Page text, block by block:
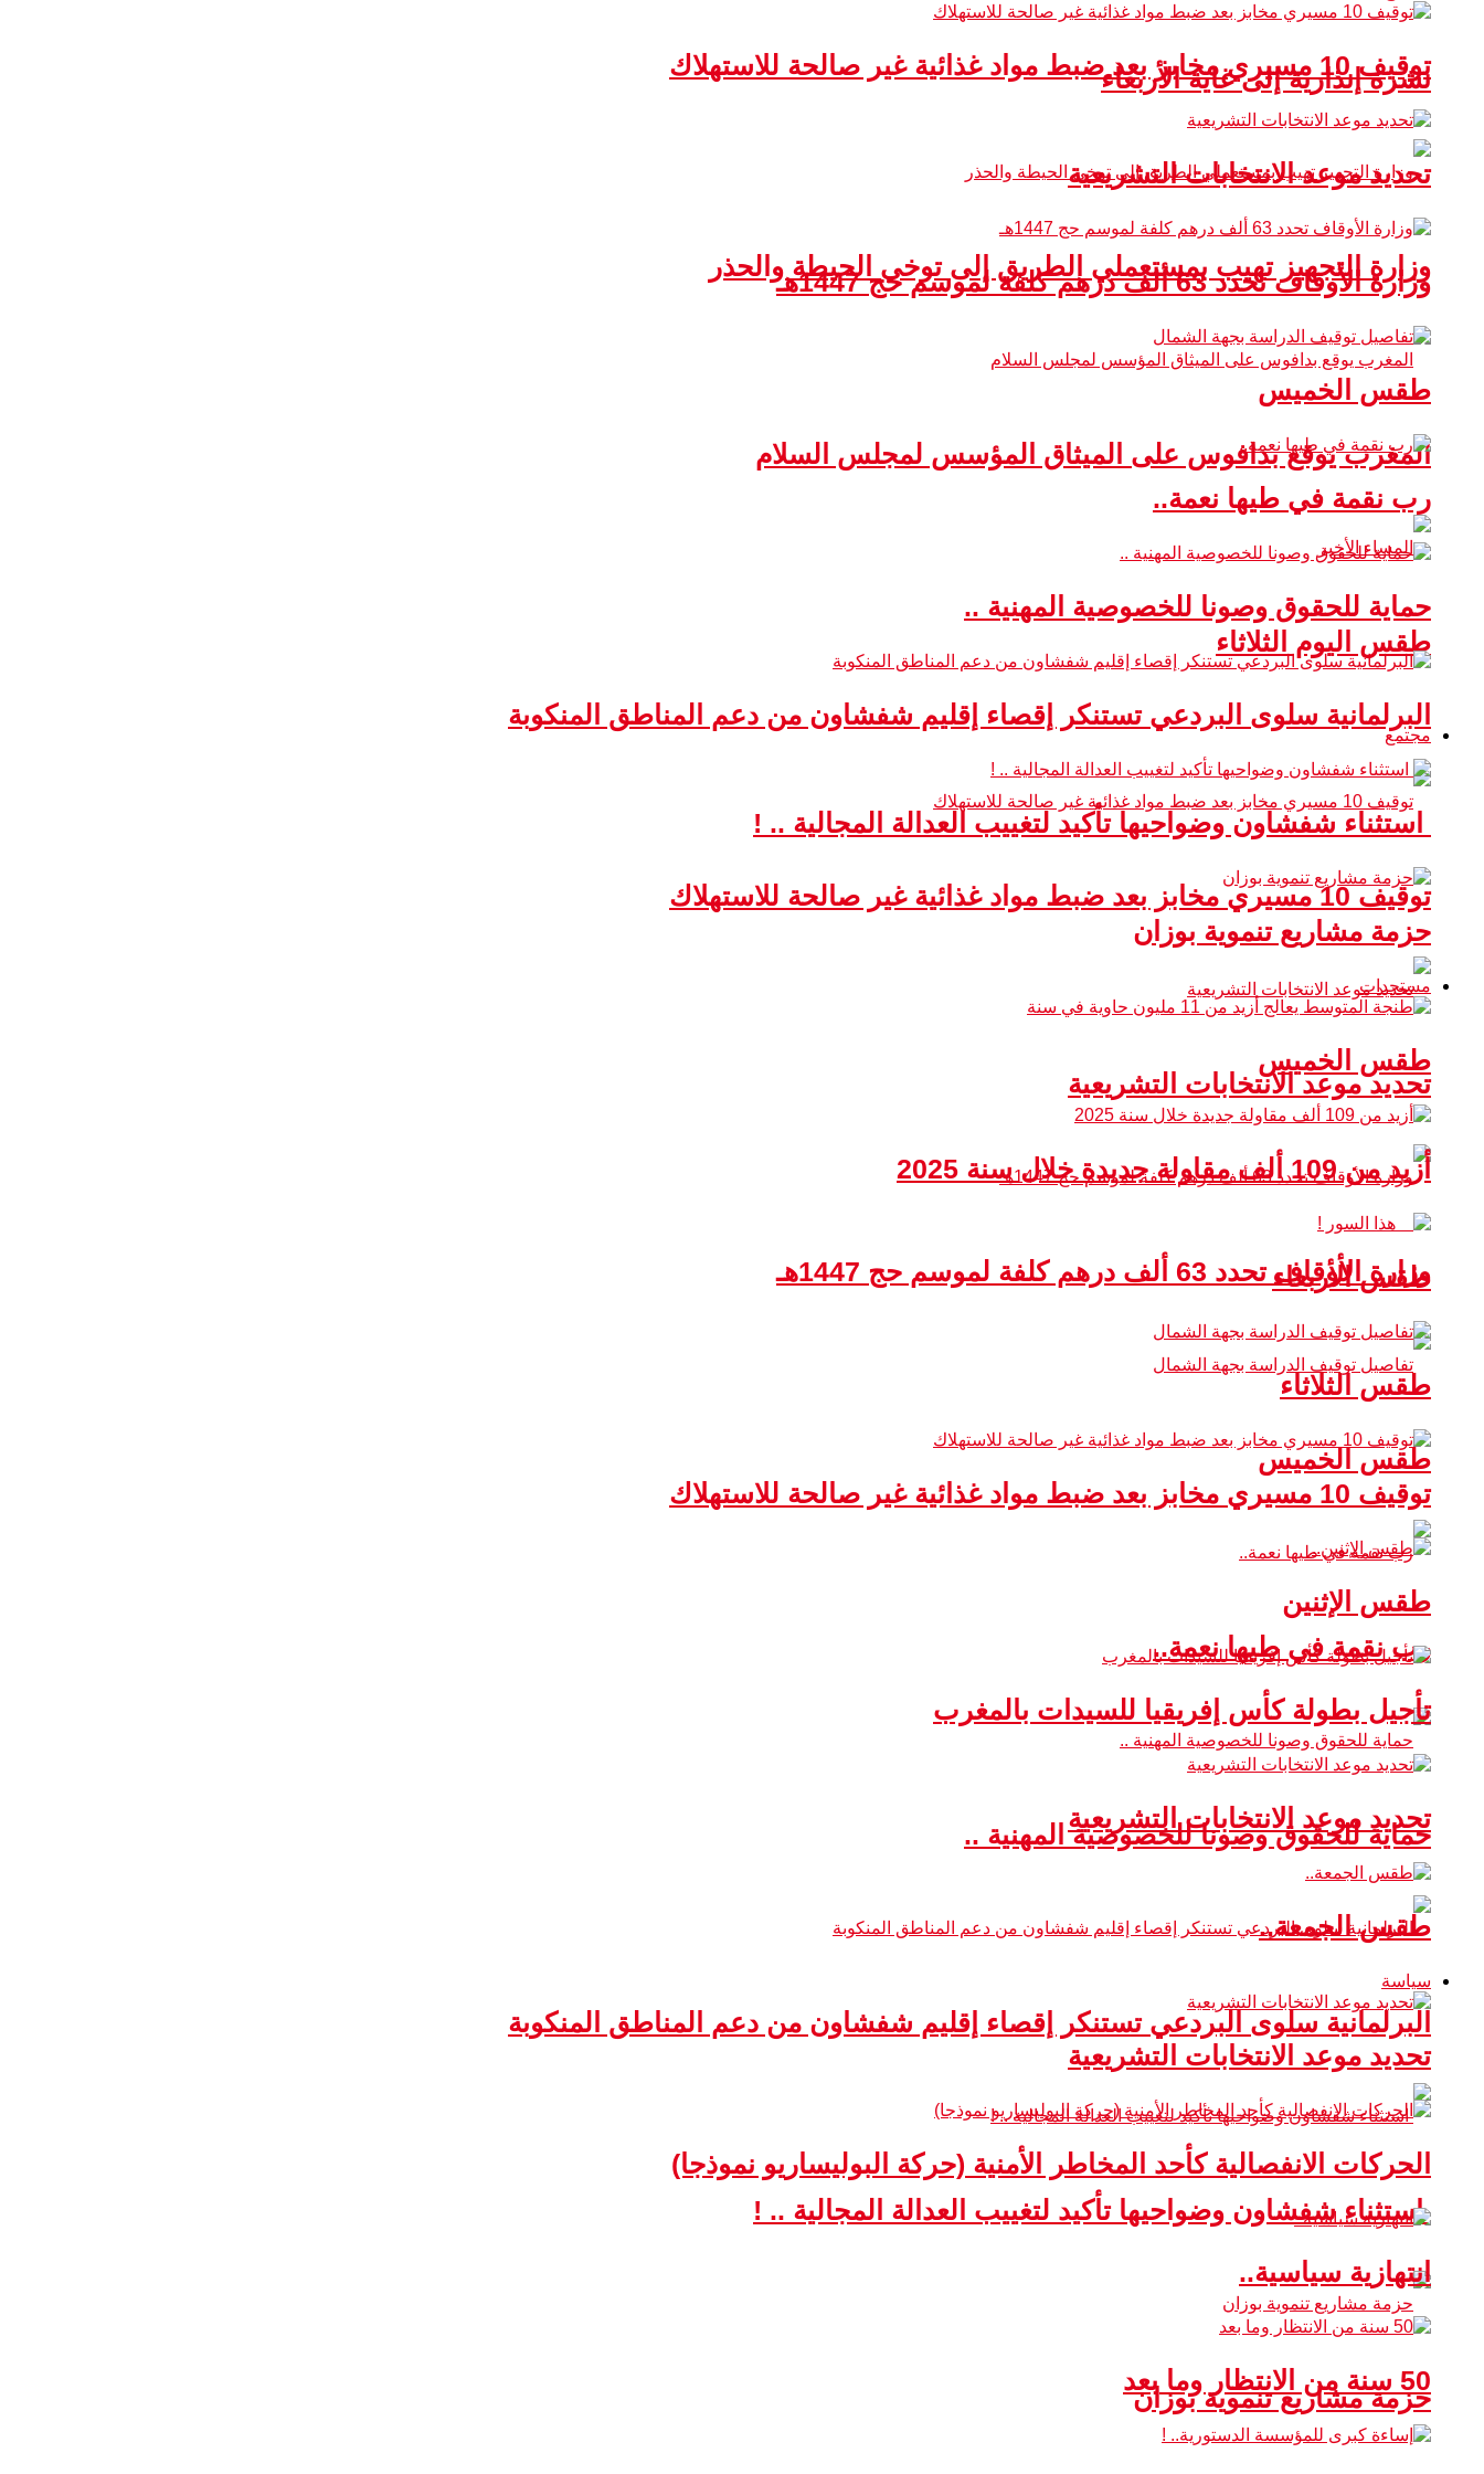
نشرة إنذارية إلى غاية الأربعاء
وزارة التجهيز تهيب بمستعملي الطريق إلى توخي الحيطة والحذر
المغرب يوقع بدافوس على الميثاق المؤسس لمجلس السلام
طقس اليوم الثلاثاء
مجتمع
توقيف 10 مسيري مخابز بعد ضبط مواد غذائية غير صالحة للاستهلاك
تحديد موعد الانتخابات التشريعية
وزارة الأوقاف تحدد 63 ألف درهم كلفة لموسم حج 1447هـ
طقس الخميس
رب نقمة في طيها نعمة..
حماية للحقوق وصونا للخصوصية المهنية ..
البرلمانية سلوى البردعي تستنكر إقصاء إقليم شفشاون من دعم المناطق المنكوبة
استثناء شفشاون وضواحيها تأكيد لتغييب العدالة المجالية .. !
حزمة مشاريع تنموية بوزان
توقيف 10 مسيري مخابز بعد ضبط مواد غذائية غير صالحة للاستهلاك
تحديد موعد الانتخابات التشريعية
وزارة الأوقاف تحدد 63 ألف درهم كلفة لموسم حج 1447هـ
طقس الخميس
رب نقمة في طيها نعمة..
حماية للحقوق وصونا للخصوصية المهنية ..
البرلمانية سلوى البردعي تستنكر إقصاء إقليم شفشاون من دعم المناطق المنكوبة
استثناء شفشاون وضواحيها تأكيد لتغييب العدالة المجالية .. !
حزمة مشاريع تنموية بوزان
مستجدات
طقس الخميس
أزيد من 109 ألف مقاولة جديدة خلال سنة 2025
طقس الأربعاء
طقس الثلاثاء
توقيف 10 مسيري مخابز بعد ضبط مواد غذائية غير صالحة للاستهلاك
طقس الإثنين
تأجيل بطولة كأس إفريقيا للسيدات بالمغرب
تحديد موعد الانتخابات التشريعية
طقس الجمعة..
سياسة
تحديد موعد الانتخابات التشريعية
الحركات الانفصالية كأحد المخاطر الأمنية (حركة البوليساريو نموذجا)
انتهازية سياسية..
50 سنة من الانتظار وما بعد